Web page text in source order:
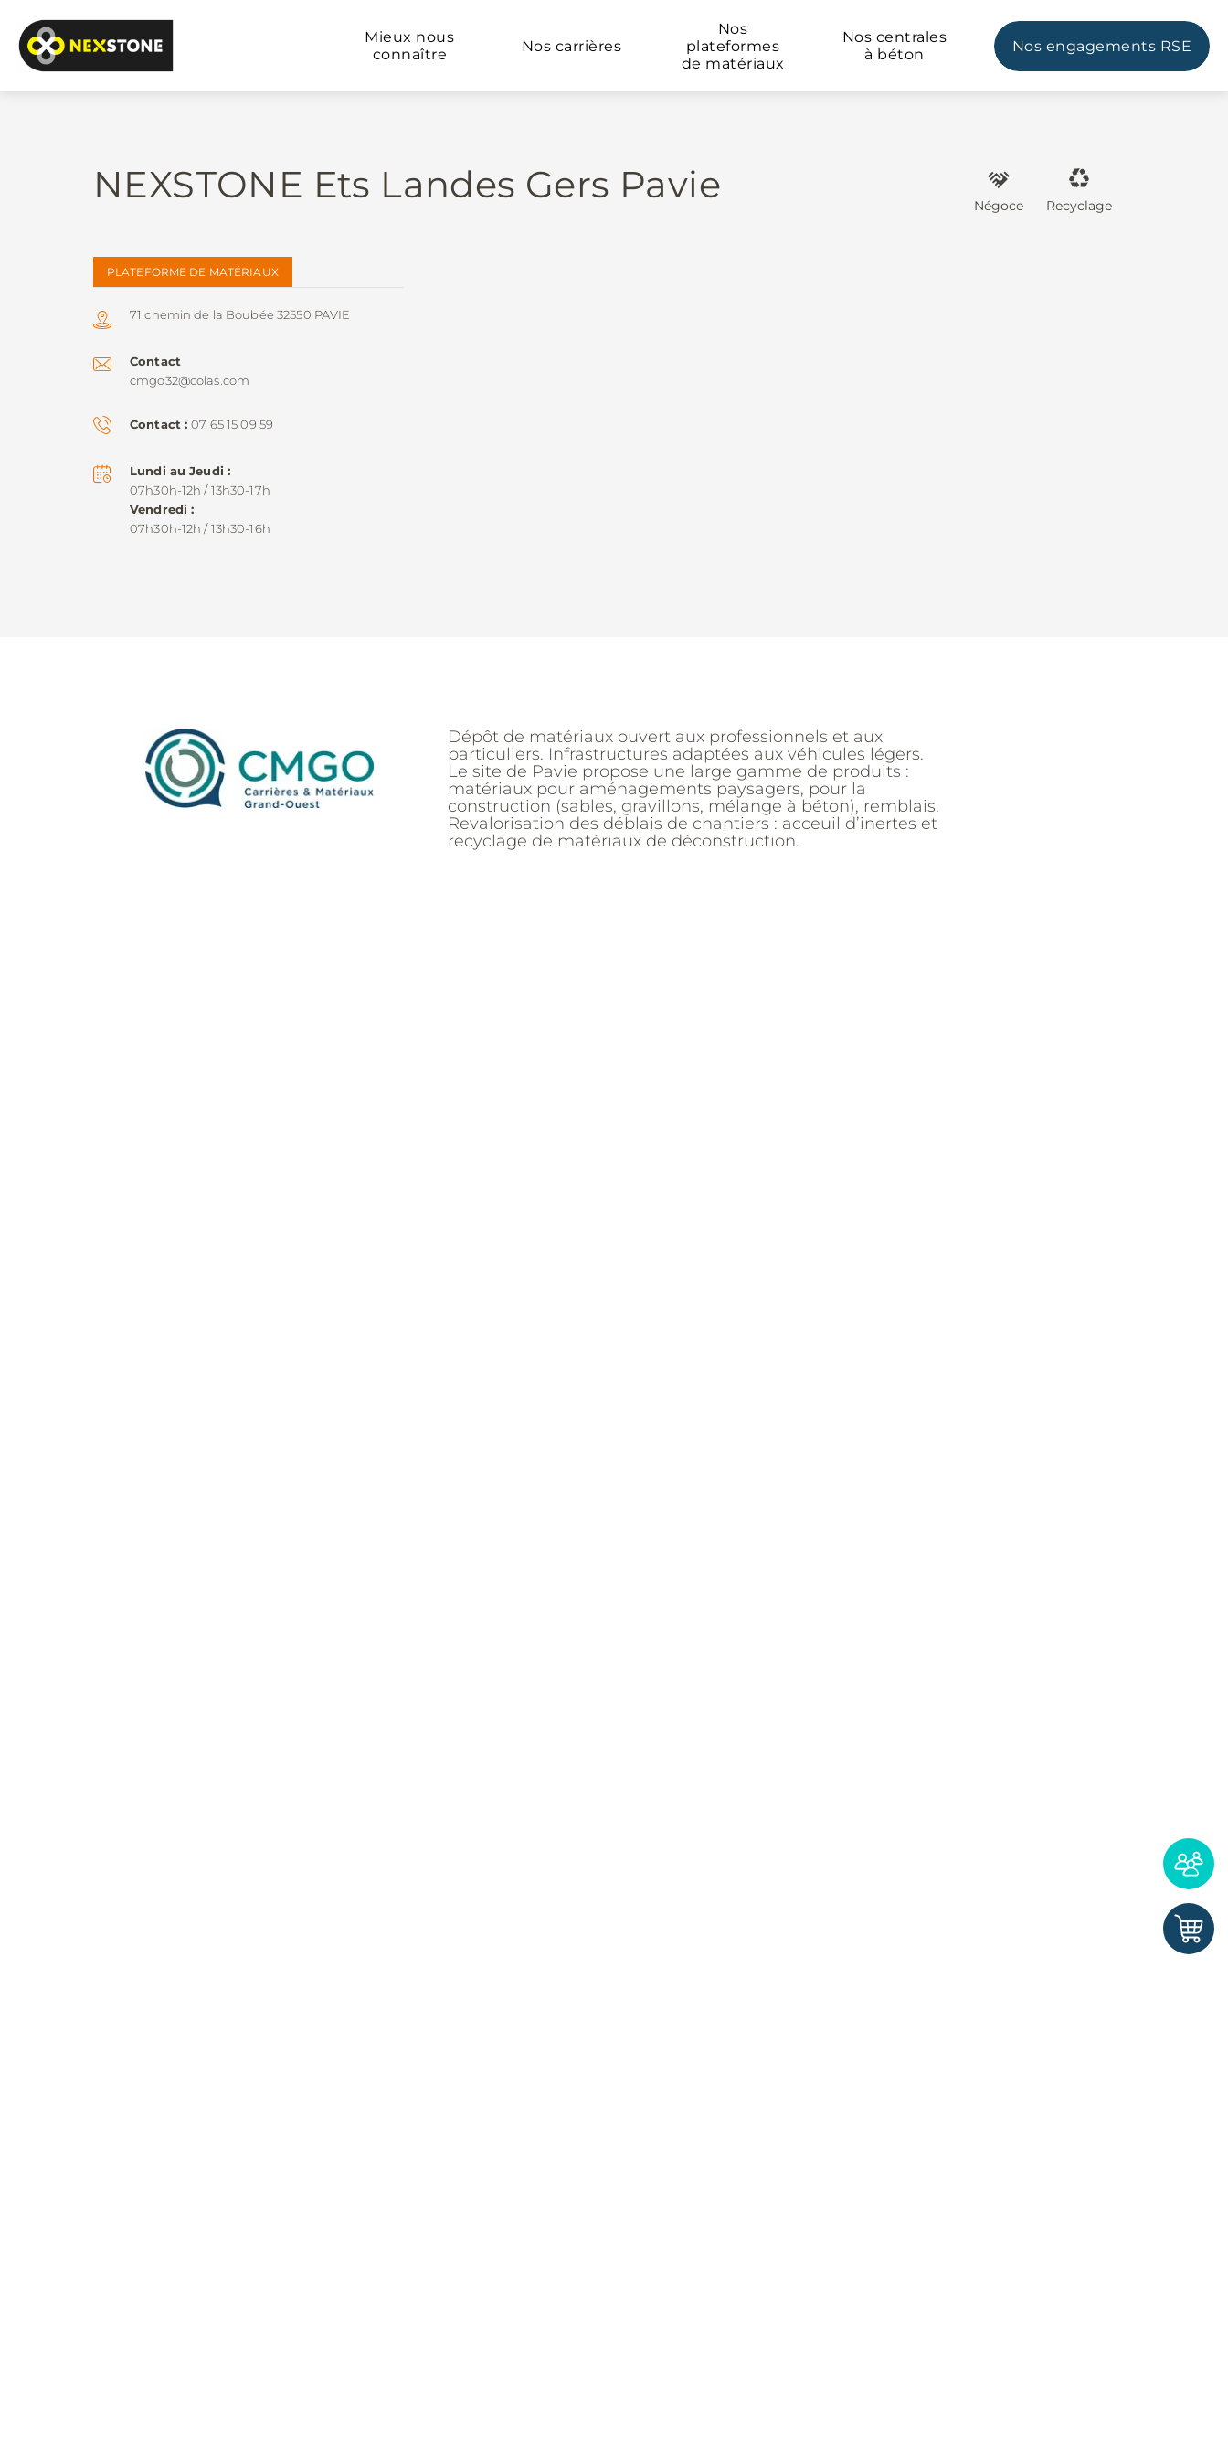
Mieux nous
connaître
Nos carrières
Nos
plateformes
de matériaux
Nos centrales
à béton
Nos engagements RSE
NEXSTONE Ets Landes Gers Pavie Négoce Recyclage
PLATEFORME DE MATÉRIAUX
71 chemin de la Boubée 32550 PAVIE
Contact
cmgo32@colas.com
Contact 07 65 15 09 59
Lundi au Jeudi
07h30h-12h / 13h30-17h
Vendredi
07h30h-12h / 13h30-16h
Dépôt de matériaux ouvert aux professionnels et aux
particuliers. Infrastructures adaptées aux véhicules légers.
Le site de Pavie propose une large gamme de produits :
matériaux pour aménagements paysagers, pour la
construction (sables, gravillons, mélange à béton), remblais.
Revalorisation des déblais de chantiers : acceuil d’inertes et
recyclage de matériaux de déconstruction.